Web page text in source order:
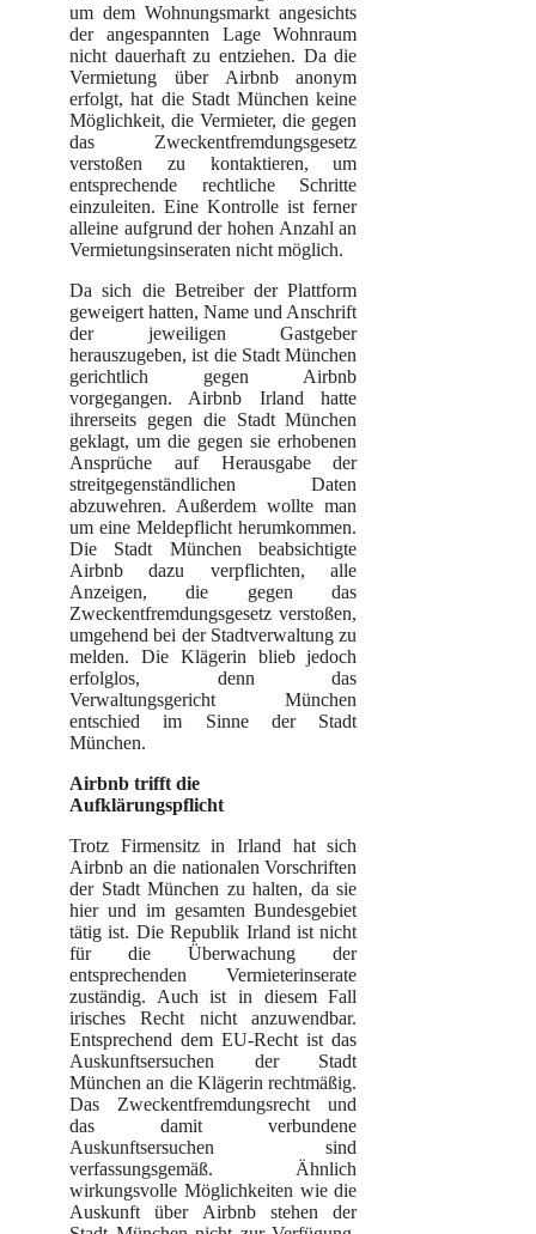
um dem Wohnungsmarkt angesichts
der angespannten Lage Wohnraum
nicht dauerhaft zu entziehen. Da die
Vermietung über Airbnb anonym
erfolgt, hat die Stadt München keine
Möglichkeit, die Vermieter, die gegen
das Zweckentfremdungsgesetz
verstoßen zu kontaktieren, um
entsprechende rechtliche Schritte
einzuleiten. Eine Kontrolle ist ferner
alleine aufgrund der hohen Anzahl an
Vermietungsinseraten nicht möglich.
Da sich die Betreiber der Plattform
geweigert hatten, Name und Anschrift
der jeweiligen Gastgeber
herauszugeben, ist die Stadt München
gerichtlich gegen Airbnb
vorgegangen. Airbnb Irland hatte
ihrerseits gegen die Stadt München
geklagt, um die gegen sie erhobenen
Ansprüche auf Herausgabe der
streitgegenständlichen Daten
abzuwehren. Außerdem wollte man
um eine Meldepflicht herumkommen.
Die Stadt München beabsichtigte
Airbnb dazu verpflichten, alle
Anzeigen, die gegen das
Zweckentfremdungsgesetz verstoßen,
umgehend bei der Stadtverwaltung zu
melden. Die Klägerin blieb jedoch
erfolglos, denn das
Verwaltungsgericht München
entschied im Sinne der Stadt
München.
Airbnb trifft die
Aufklärungspflicht
Trotz Firmensitz in Irland hat sich
Airbnb an die nationalen Vorschriften
der Stadt München zu halten, da sie
hier und im gesamten Bundesgebiet
tätig ist. Die Republik Irland ist nicht
für die Überwachung der
entsprechenden Vermieterinserate
zuständig. Auch ist in diesem Fall
irisches Recht nicht anzuwendbar.
Entsprechend dem EU-Recht ist das
Auskunftsersuchen der Stadt
München an die Klägerin rechtmäßig.
Das Zweckentfremdungsrecht und
das damit verbundene
Auskunftsersuchen sind
verfassungsgemäß. Ähnlich
wirkungsvolle Möglichkeiten wie die
Auskunft über Airbnb stehen der